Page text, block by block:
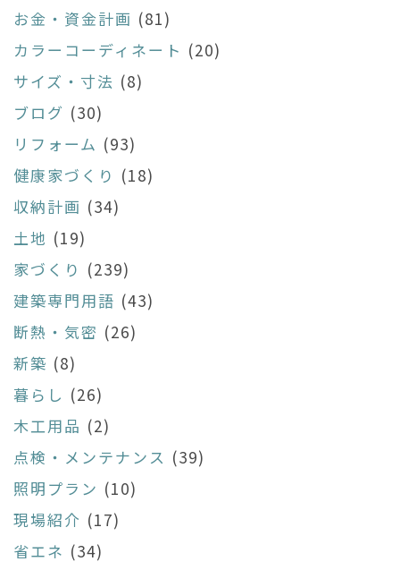
お金・資金計画 (81)
カラーコーディネート (20)
サイズ・寸法 (8)
ブログ (30)
リフォーム (93)
健康家づくり (18)
収納計画 (34)
土地 (19)
家づくり (239)
建築専門用語 (43)
断熱・気密 (26)
新築 (8)
暮らし (26)
木工用品 (2)
点検・メンテナンス (39)
照明プラン (10)
現場紹介 (17)
省エネ (34)